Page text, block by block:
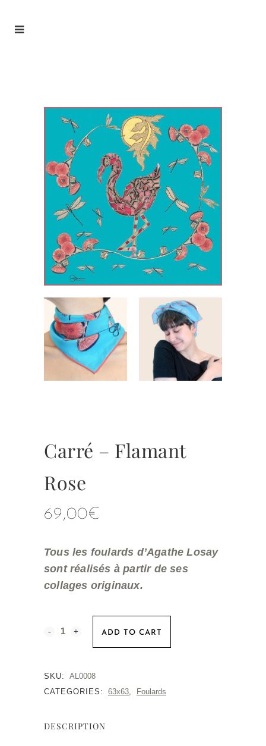
Carré – Flamant
Rose
69,00€
Tous les foulards d’Agathe Losay
sont réalisés à partir de ses
collages originaux.
Carré
Flamant
Rose
ADD TO CART
SKU:
AL0008
CATEGORIES:
63x63, Foulards
DESCRIPTION